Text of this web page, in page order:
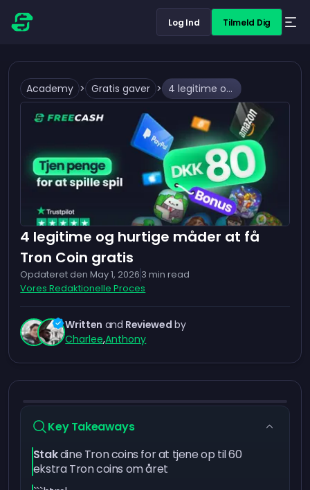
Log Ind Tilmeld Dig
Academy > Gratis gaver > 4 legitime og hurtige måder at få Tron Coin gratis
4 legitime og hurtige måder at få
Tron Coin gratis
Opdateret den May 1, 2026 3 min read
Vores Redaktionelle Proces
Written and Reviewed by
Charlee,Anthony
Key Takeaways
Stakdine Tron coins for at tjene op til 60
ekstra Tron coins om året